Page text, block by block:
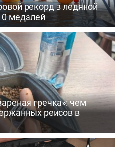
рекорд в ледяной
медалей
гречка»: чем
рейсов в